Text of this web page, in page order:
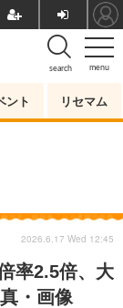
menu
search
ント リセマム
率2.5倍、大
・画像
2026.6.17 Wed 12:45